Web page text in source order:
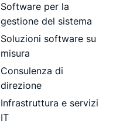
Software per la
gestione del sistema
Soluzioni software su
misura
Consulenza di
direzione
Infrastruttura e servizi
IT